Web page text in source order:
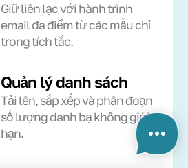
Giữ liên lạc với hành trình
email đa điểm từ các mẫu chỉ
trong tích tắc.
Quản lý danh sách
Tải lên, sắp xếp và phân đoạn
số lượng danh bạ không giới
hạn.